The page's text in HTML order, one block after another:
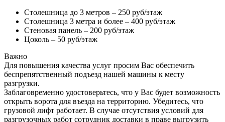
Столешница до 3 метров – 250 руб/этаж
Столешница 3 метра и более – 400 руб/этаж
Стеновая панель – 200 руб/этаж
Цоколь – 50 руб/этаж
Важно
Для повышения качества услуг просим Вас обеспечить
беспрепятственный подъезд нашей машины к месту
разгрузки.
Заблаговременно удостоверьтесь, что у Вас будет возможность
открыть ворота для въезда на территорию. Убедитесь, что
грузовой лифт работает. В случае отсутствия условий для
разгрузочных работ сотрудник доставки в праве выгрузить